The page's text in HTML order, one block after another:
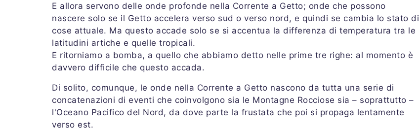
E allora servono delle onde profonde nella Corrente a Getto; onde che possono
nascere solo se il Getto accelera verso sud o verso nord, e quindi se cambia lo stato di
cose attuale. Ma questo accade solo se si accentua la differenza di temperatura tra le
latitudini artiche e quelle tropicali.
E ritorniamo a bomba, a quello che abbiamo detto nelle prime tre righe: al momento è
davvero difficile che questo accada.
Di solito, comunque, le onde nella Corrente a Getto nascono da tutta una serie di
concatenazioni di eventi che coinvolgono sia le Montagne Rocciose sia – soprattutto –
l'Oceano Pacifico del Nord, da dove parte la frustata che poi si propaga lentamente
verso est.